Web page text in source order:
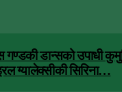
गण्डकी डान्सको उपाधी
ग्यालेक्सीकी सिरिना…